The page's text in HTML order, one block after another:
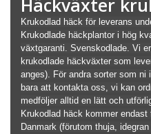
Häckväxter
Krukodlad häck för leverans
Krukodlade häckplantor i hög
växtgaranti. Svenskodlade. Vi
krukodlade häckväxter som
anges). För andra sorter som
bara att kontakta oss, vi kan
medföljer alltid en lätt och
Krukodlad häck kommer
Danmark (förutom thuja,